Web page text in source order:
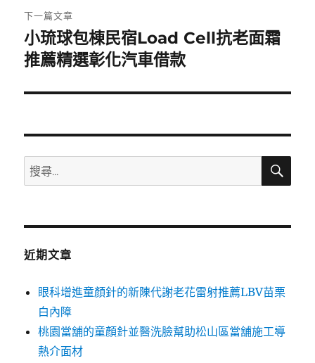
章:
下一篇文章
下
一
文
小琉球包棟民宿Load Cell抗老面霜
推薦精選彰化汽車借款
搜
尋
鍵
搜
近期文章
眼科增進童顏針的新陳代謝老花雷射推薦LBV苗栗
白內障
桃園當舖的童顏針並醫洗臉幫助松山區當舖施工導
熱介面材